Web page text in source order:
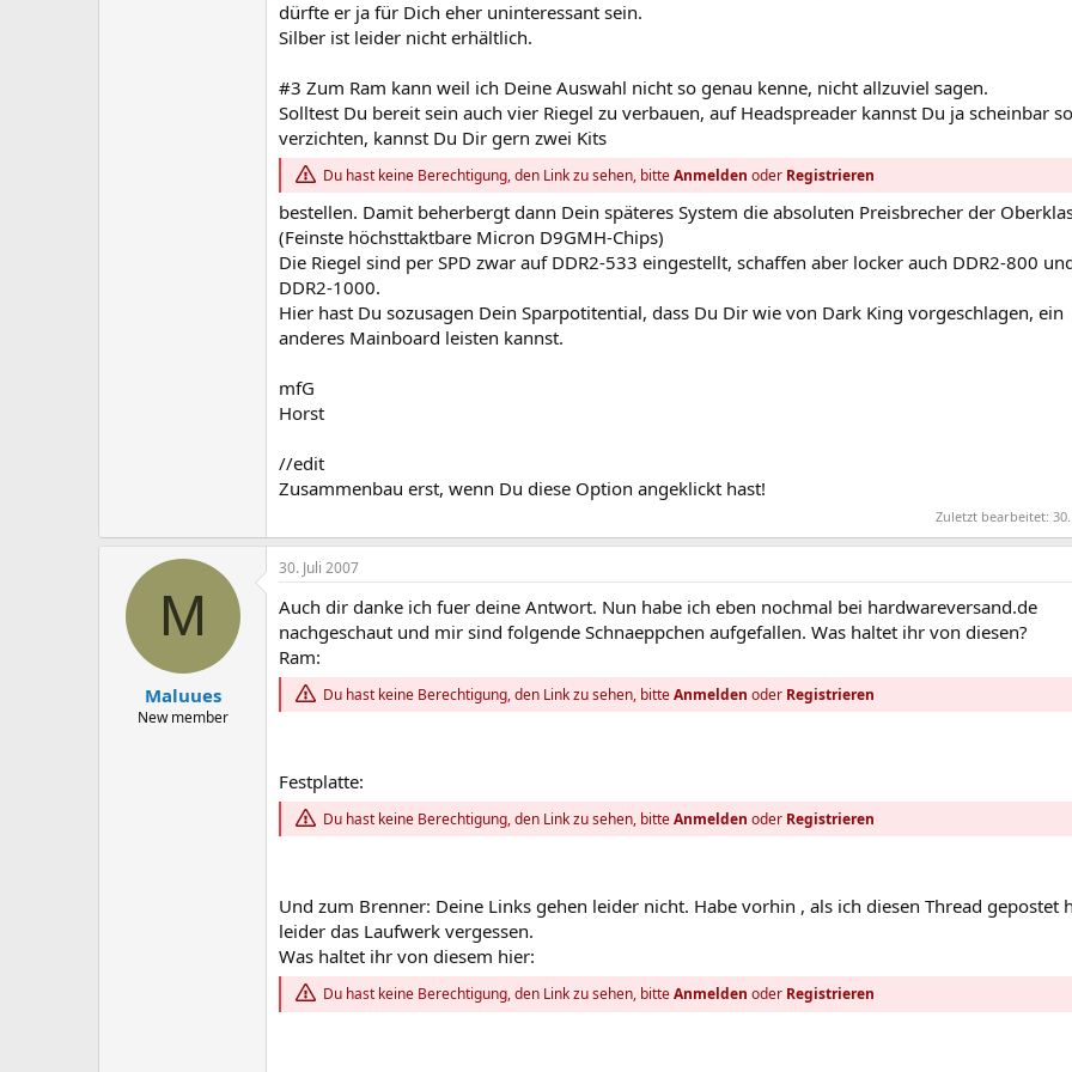
dürfte er ja für Dich eher uninteressant sein.
Silber ist leider nicht erhältlich.
#3 Zum Ram kann weil ich Deine Auswahl nicht so genau kenne, nicht allzuviel sagen.
Solltest Du bereit sein auch vier Riegel zu verbauen, auf Headspreader kannst Du ja scheinbar
verzichten, kannst Du Dir gern zwei Kits
Du hast keine Berechtigung, den Link zu sehen, bitteAnmelden oder Registrieren
bestellen. Damit beherbergt dann Dein späteres System die absoluten Preisbrecher der
(Feinste höchsttaktbare Micron D9GMH-Chips)
Die Riegel sind per SPD zwar auf DDR2-533 eingestellt, schaffen aber locker auch DDR2-800
DDR2-1000.
Hier hast Du sozusagen Dein Sparpotitential, dass Du Dir wie von Dark King vorgeschlagen, ein
anderes Mainboard leisten kannst.
mfG
Horst
//edit
Zusammenbau erst, wenn Du diese Option angeklickt hast!
Zuletzt bearbeitet:
M
Maluues
New member
30. Juli 2007
Auch dir danke ich fuer deine Antwort. Nun habe ich eben nochmal bei hardwareversand.de
nachgeschaut und mir sind folgende Schnaeppchen aufgefallen. Was haltet ihr von diesen?
Ram:
Du hast keine Berechtigung, den Link zu sehen, bitteAnmelden oder Registrieren
Festplatte:
Du hast keine Berechtigung, den Link zu sehen, bitteAnmelden oder Registrieren
Und zum Brenner: Deine Links gehen leider nicht. Habe vorhin , als ich diesen Thread gepostet
leider das Laufwerk vergessen.
Was haltet ihr von diesem hier:
Du hast keine Berechtigung, den Link zu sehen, bitteAnmelden oder Registrieren